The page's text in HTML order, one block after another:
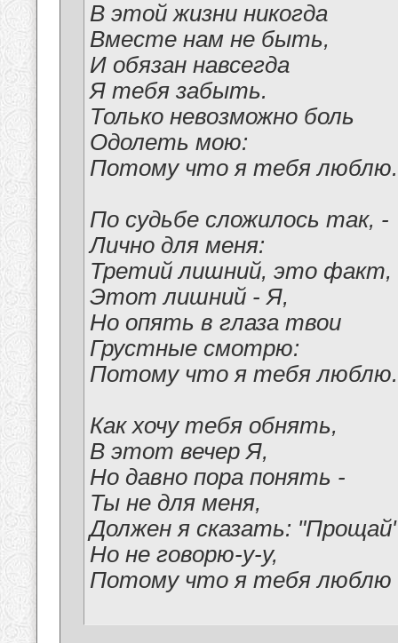
В этой жизни никогда
Вместе нам не быть,
И обязан навсегда
Я тебя забыть.
Только невозможно боль
Одолеть мою:
Потому что я тебя люблю.
По судьбе сложилось так, -
Лично для меня:
Третий лишний, это факт,
Этот лишний - Я,
Но опять в глаза твои
Грустные смотрю:
Потому что я тебя люблю.
Как хочу тебя обнять,
В этот вечер Я,
Но давно пора понять -
Ты не для меня,
Должен я сказать:
Но не говорю-у-у,
Потому что я тебя люблю